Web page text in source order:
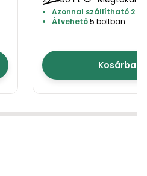
Azonnal szállítható 2
Átvehető5 boltban
Kosárba